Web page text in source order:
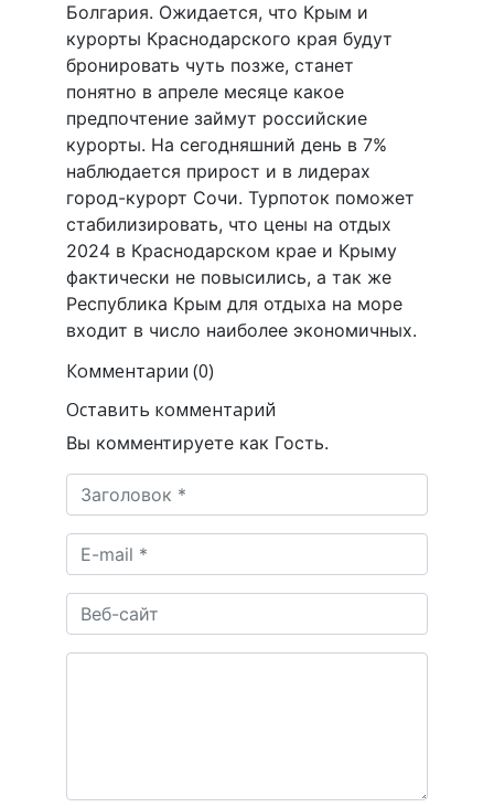
Болгария. Ожидается, что Крым и
курорты Краснодарского края будут
бронировать чуть позже, станет
понятно в апреле месяце какое
предпочтение займут российские
курорты. На сегодняшний день в 7%
наблюдается прирост и в лидерах
город-курорт Сочи. Турпоток поможет
стабилизировать, что цены на отдых
2024 в Краснодарском крае и Крыму
фактически не повысились, а так же
Республика Крым для отдыха на море
входит в число наиболее экономичных.
Комментарии (0)
Оставить комментарий
Вы комментируете как Гость.